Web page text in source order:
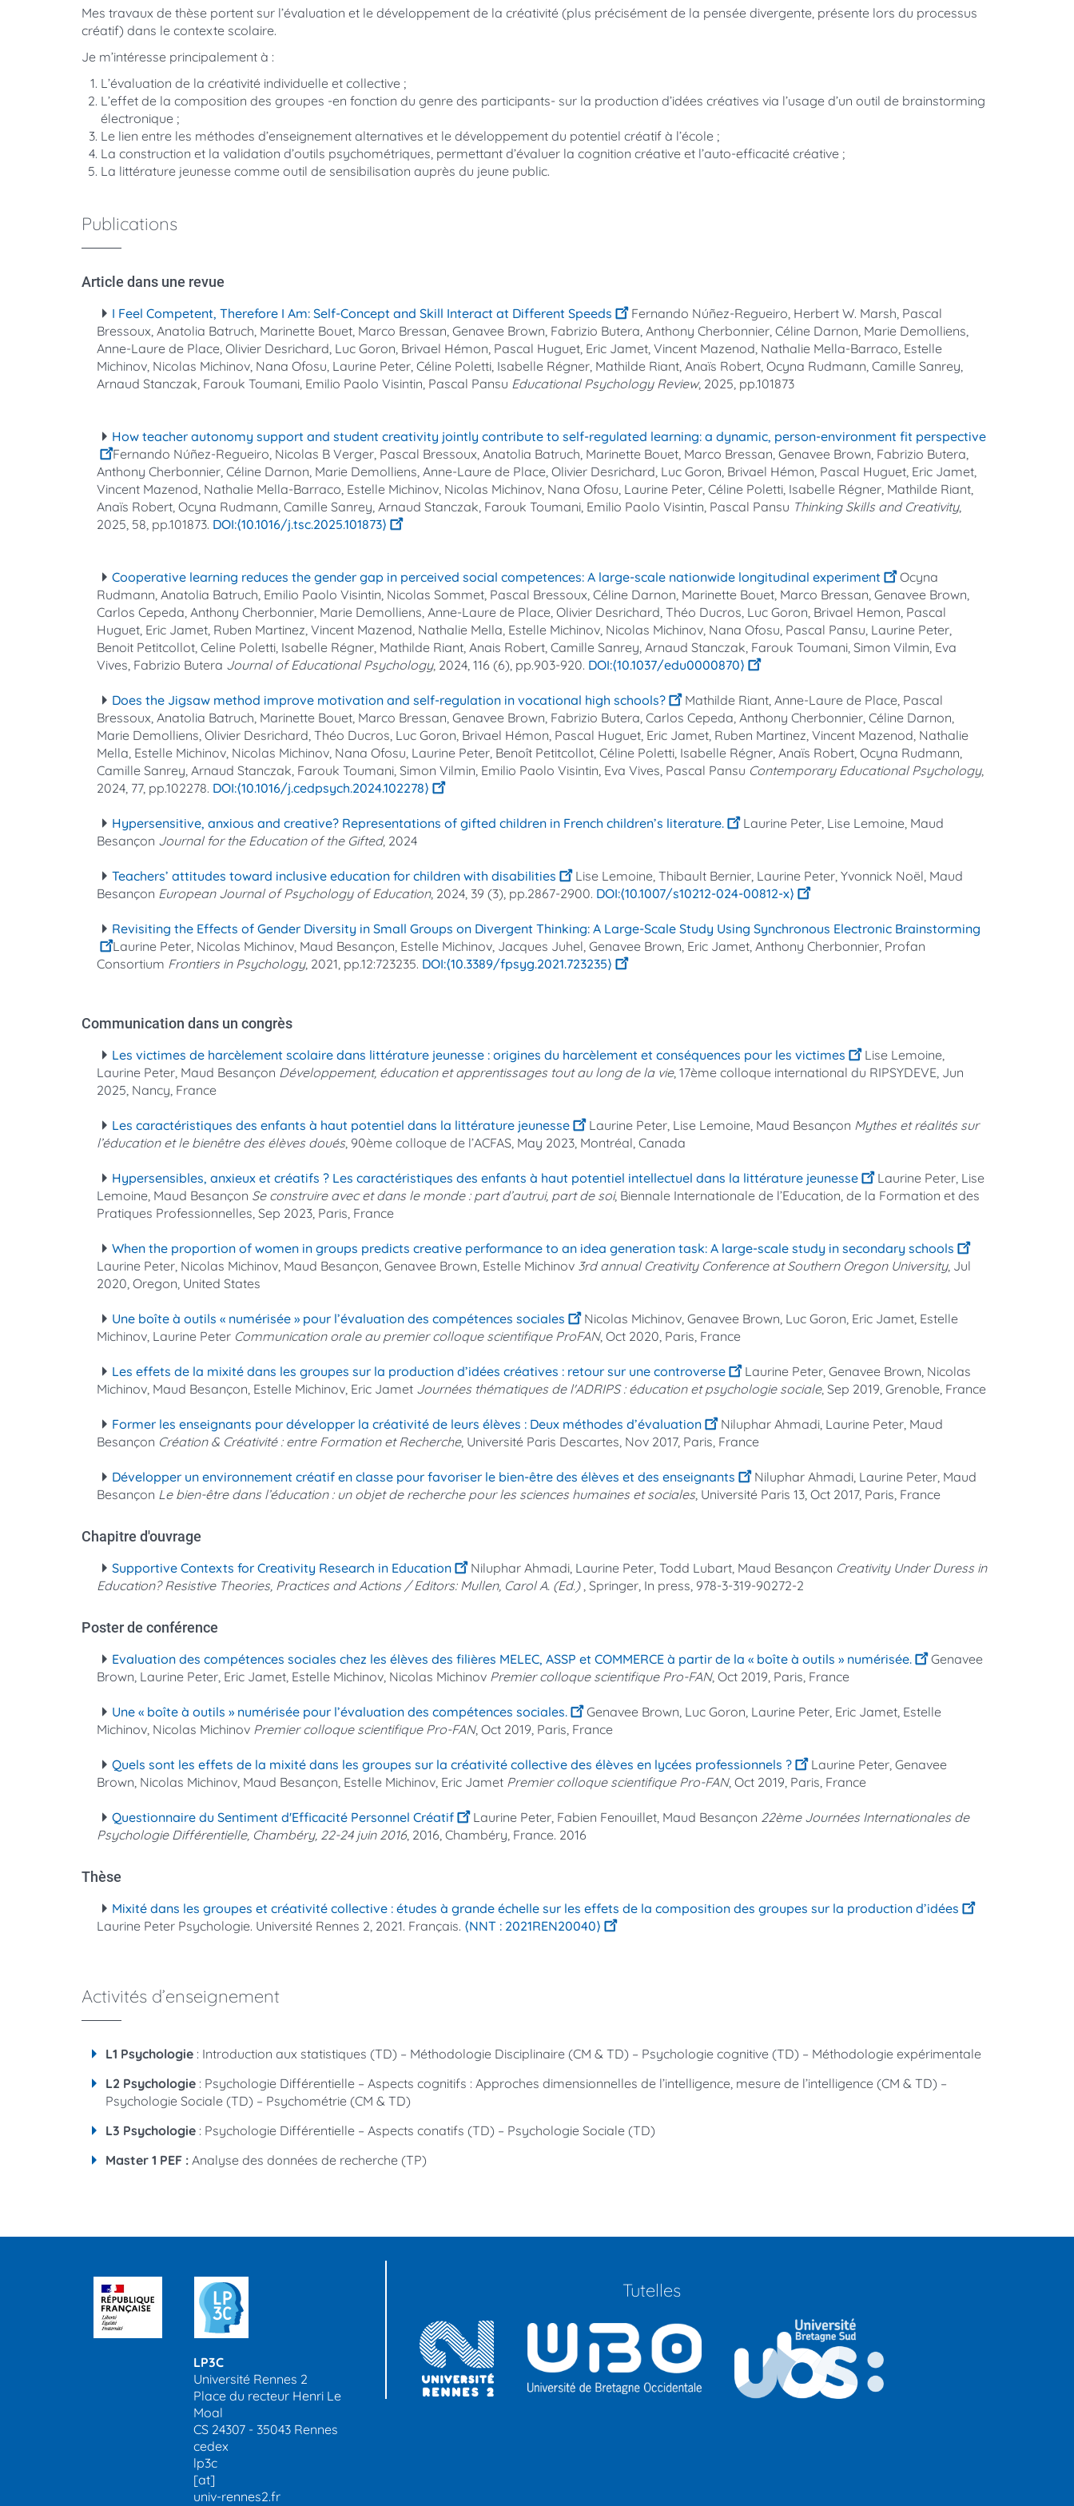
Mes travaux de thèse portent sur l’évaluation et le développement de la créativité (plus précisément de la pensée divergente, présente lors du processus
créatif) dans le contexte scolaire.
Je m’intéresse principalement à :
L’évaluation de la créativité individuelle et collective ;
L’effet de la composition des groupes -en fonction du genre des participants- sur la production d’idées créatives via l’usage d’un outil de brainstorming
électronique ;
Le lien entre les méthodes d’enseignement alternatives et le développement du potentiel créatif à l’école ;
La construction et la validation d’outils psychométriques, permettant d’évaluer la cognition créative et l’auto-efficacité créative ;
La littérature jeunesse comme outil de sensibilisation auprès du jeune public.
Publications
Article dans une revue
I Feel Competent, Therefore I Am: Self-Concept and Skill Interact at Different Speeds
Fernando Núñez-Regueiro, Herbert W. Marsh, Pascal
Bressoux, Anatolia Batruch, Marinette Bouet, Marco Bressan, Genavee Brown, Fabrizio Butera, Anthony Cherbonnier, Céline Darnon, Marie Demolliens,
Anne-Laure de Place, Olivier Desrichard, Luc Goron, Brivael Hémon, Pascal Huguet, Eric Jamet, Vincent Mazenod, Nathalie Mella-Barraco, Estelle
Michinov, Nicolas Michinov, Nana Ofosu, Laurine Peter, Céline Poletti, Isabelle Régner, Mathilde Riant, Anaïs Robert, Ocyna Rudmann, Camille Sanrey,
Arnaud Stanczak, Farouk Toumani, Emilio Paolo Visintin, Pascal Pansu Educational Psychology Review, 2025, pp.101873
How teacher autonomy support and student creativity jointly contribute to self-regulated learning: a dynamic, person-environment fit perspective
Fernando Núñez-Regueiro, Nicolas B Verger, Pascal Bressoux, Anatolia Batruch, Marinette Bouet, Marco Bressan, Genavee Brown, Fabrizio Butera,
Anthony Cherbonnier, Céline Darnon, Marie Demolliens, Anne-Laure de Place, Olivier Desrichard, Luc Goron, Brivael Hémon, Pascal Huguet, Eric Jamet,
Vincent Mazenod, Nathalie Mella-Barraco, Estelle Michinov, Nicolas Michinov, Nana Ofosu, Laurine Peter, Céline Poletti, Isabelle Régner, Mathilde Riant,
Anaïs Robert, Ocyna Rudmann, Camille Sanrey, Arnaud Stanczak, Farouk Toumani, Emilio Paolo Visintin, Pascal Pansu Thinking Skills and Creativity,
2025, 58, pp.101873.
⟨10.1016/j.tsc.2025.101873⟩
Cooperative learning reduces the gender gap in perceived social competences: A large-scale nationwide longitudinal experiment
Ocyna
Rudmann, Anatolia Batruch, Emilio Paolo Visintin, Nicolas Sommet, Pascal Bressoux, Céline Darnon, Marinette Bouet, Marco Bressan, Genavee Brown,
Carlos Cepeda, Anthony Cherbonnier, Marie Demolliens, Anne-Laure de Place, Olivier Desrichard, Théo Ducros, Luc Goron, Brivael Hemon, Pascal
Huguet, Eric Jamet, Ruben Martinez, Vincent Mazenod, Nathalie Mella, Estelle Michinov, Nicolas Michinov, Nana Ofosu, Pascal Pansu, Laurine Peter,
Benoit Petitcollot, Celine Poletti, Isabelle Régner, Mathilde Riant, Anais Robert, Camille Sanrey, Arnaud Stanczak, Farouk Toumani, Simon Vilmin, Eva
Vives, Fabrizio Butera Journal of Educational Psychology, 2024, 116 (6), pp.903-920. ⟨10.1037/edu0000870⟩
Does the Jigsaw method improve motivation and self-regulation in vocational high schools?
Mathilde Riant, Anne-Laure de Place, Pascal
Bressoux, Anatolia Batruch, Marinette Bouet, Marco Bressan, Genavee Brown, Fabrizio Butera, Carlos Cepeda, Anthony Cherbonnier, Céline Darnon,
Marie Demolliens, Olivier Desrichard, Théo Ducros, Luc Goron, Brivael Hémon, Pascal Huguet, Eric Jamet, Ruben Martinez, Vincent Mazenod, Nathalie
Mella, Estelle Michinov, Nicolas Michinov, Nana Ofosu, Laurine Peter, Benoît Petitcollot, Céline Poletti, Isabelle Régner, Anaïs Robert, Ocyna Rudmann,
Camille Sanrey, Arnaud Stanczak, Farouk Toumani, Simon Vilmin, Emilio Paolo Visintin, Eva Vives, Pascal Pansu Contemporary Educational Psychology,
2024, 77, pp.102278.
⟨10.1016/j.cedpsych.2024.102278⟩
Hypersensitive, anxious and creative? Representations of gifted children in French children’s literature.
Laurine Peter, Lise Lemoine, Maud
Besançon Journal for the Education of the Gifted, 2024
Teachers’ attitudes toward inclusive education for children with disabilities
Lise Lemoine, Thibault Bernier, Laurine Peter, Yvonnick Noël, Maud
Besançon European Journal of Psychology of Education, 2024, 39 (3), pp.2867-2900. ⟨10.1007/s10212-024-00812-x⟩
Revisiting the Effects of Gender Diversity in Small Groups on Divergent Thinking: A Large-Scale Study Using Synchronous Electronic Brainstorming
Laurine Peter, Nicolas Michinov, Maud Besançon, Estelle Michinov, Jacques Juhel, Genavee Brown, Eric Jamet, Anthony Cherbonnier, Profan
Consortium Frontiers in Psychology, 2021, pp.12:723235. ⟨10.3389/fpsyg.2021.723235⟩
Communication dans un congrès
Les victimes de harcèlement scolaire dans littérature jeunesse : origines du harcèlement et conséquences pour les victimes
Lise Lemoine,
Laurine Peter, Maud Besançon Développement, éducation et apprentissages tout au long de la vie, 17ème colloque international du RIPSYDEVE, Jun
2025, Nancy, France
Les caractéristiques des enfants à haut potentiel dans la littérature jeunesse Laurine Peter, Lise Lemoine, Maud Besançon Mythes et réalités sur
l’éducation et le bienêtre des élèves doués, 90ème colloque de l’ACFAS, May 2023, Montréal, Canada
Hypersensibles, anxieux et créatifs ? Les caractéristiques des enfants à haut potentiel intellectuel dans la littérature jeunesse
Laurine Peter, Lise
Lemoine, Maud Besançon Se construire avec et dans le monde : part d’autrui, part de soi, Biennale Internationale de l’Education, de la Formation et des
Pratiques Professionnelles, Sep 2023, Paris, France
When the proportion of women in groups predicts creative performance to an idea generation task: A large-scale study in secondary schools
Laurine Peter, Nicolas Michinov, Maud Besançon, Genavee Brown, Estelle Michinov 3rd annual Creativity Conference at Southern Oregon University, Jul
2020, Oregon, United States
Une boîte à outils « numérisée » pour l’évaluation des compétences sociales
Nicolas Michinov, Genavee Brown, Luc Goron, Eric Jamet, Estelle
Michinov, Laurine Peter Communication orale au premier colloque scientifique ProFAN, Oct 2020, Paris, France
Les effets de la mixité dans les groupes sur la production d’idées créatives : retour sur une controverse
Laurine Peter, Genavee Brown, Nicolas
Michinov, Maud Besançon, Estelle Michinov, Eric Jamet Journées thématiques de l'ADRIPS : éducation et psychologie sociale, Sep 2019, Grenoble, France
Former les enseignants pour développer la créativité de leurs élèves : Deux méthodes d’évaluation
Niluphar Ahmadi, Laurine Peter, Maud
Besançon Création & Créativité : entre Formation et Recherche, Université Paris Descartes, Nov 2017, Paris, France
Développer un environnement créatif en classe pour favoriser le bien-être des élèves et des enseignants
Niluphar Ahmadi, Laurine Peter, Maud
Besançon Le bien-être dans l’éducation : un objet de recherche pour les sciences humaines et sociales, Université Paris 13, Oct 2017, Paris, France
Chapitre d'ouvrage
Supportive Contexts for Creativity Research in Education Niluphar Ahmadi, Laurine Peter, Todd Lubart, Maud Besançon Creativity Under Duress in
Education? Resistive Theories, Practices and Actions / Editors: Mullen, Carol A. (Ed.), Springer, In press, 978-3-319-90272-2
Poster de conférence
Evaluation des compétences sociales chez les élèves des filières MELEC, ASSP et COMMERCE à partir de la « boîte à outils » numérisée.
Genavee
Brown, Laurine Peter, Eric Jamet, Estelle Michinov, Nicolas Michinov Premier colloque scientifique Pro-FAN, Oct 2019, Paris, France
Une « boîte à outils » numérisée pour l’évaluation des compétences sociales.
Genavee Brown, Luc Goron, Laurine Peter, Eric Jamet, Estelle
Michinov, Nicolas Michinov Premier colloque scientifique Pro-FAN, Oct 2019, Paris, France
Quels sont les effets de la mixité dans les groupes sur la créativité collective des élèves en lycées professionnels ?
Laurine Peter, Genavee
Brown, Nicolas Michinov, Maud Besançon, Estelle Michinov, Eric Jamet Premier colloque scientifique Pro-FAN, Oct 2019, Paris, France
Questionnaire du Sentiment d'Efficacité Personnel Créatif Laurine Peter, Fabien Fenouillet, Maud Besançon 22ème Journées Internationales de
Psychologie Différentielle, Chambéry, 22-24 juin 2016, 2016, Chambéry, France. 2016
Thèse
Mixité dans les groupes et créativité collective : études à grande échelle sur les effets de la composition des groupes sur la production d’idées
Laurine Peter Psychologie. Université Rennes 2, 2021. Français. ⟨NNT : 2021REN20040⟩
Activités d’enseignement
L1 Psychologie : Introduction aux statistiques (TD) – Méthodologie Disciplinaire (CM & TD) – Psychologie cognitive (TD) – Méthodologie expérimentale
L2 Psychologie : Psychologie Différentielle – Aspects cognitifs : Approches dimensionnelles de l’intelligence, mesure de l’intelligence (CM & TD) –
Psychologie Sociale (TD) – Psychométrie (CM & TD)
L3 Psychologie : Psychologie Différentielle – Aspects conatifs (TD) – Psychologie Sociale (TD)
Master 1 PEF : Analyse des données de recherche (TP)
LP3C
Université Rennes 2
Place du recteur Henri Le
Moal
CS 24307 - 35043 Rennes
cedex
lp3c
[at]
univ-rennes2.fr
Tutelles